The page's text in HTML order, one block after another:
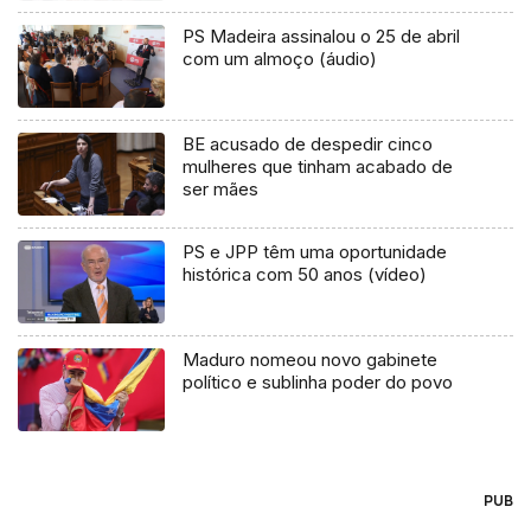
PS Madeira assinalou o 25 de abril
com um almoço (áudio)
BE acusado de despedir cinco
mulheres que tinham acabado de
ser mães
PS e JPP têm uma oportunidade
histórica com 50 anos (vídeo)
Maduro nomeou novo gabinete
político e sublinha poder do povo
PUB